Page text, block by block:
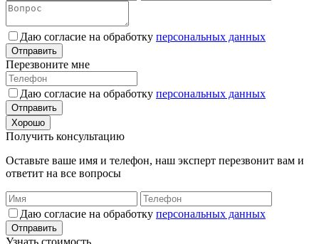
Даю согласие на обработку персональных данных
Отправить
Перезвоните мне
Даю согласие на обработку персональных данных
Отправить
Хорошо
Получить консультацию
Оставьте ваше имя и телефон, наш эксперт перезвонит вам и
ответит на все вопросы
Даю согласие на обработку персональных данных
Отправить